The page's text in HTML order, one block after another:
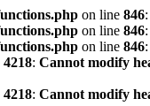
on line 846:
on line 846:
on line 846:
4218: Cannot modify
4218: Cannot modify